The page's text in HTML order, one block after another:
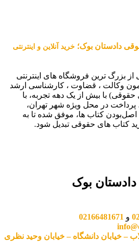
دادستان بوک؛ خرید آنلاین و اینترنتی
بزرگ ترین فروشگاه های اینترنتی
وکالت ، قضاوت ، کارشناسی ارشد
با بیش از یک دهه تجربه، با
پرداخت در محل ویژه شهر تهران،
کتاب ها، موفق شده تا به
کتاب های حقوقی تبدیل شود.
دادستان بوک
و 02166481671
– خیابان دانشگاه – خیابان وحید نظری